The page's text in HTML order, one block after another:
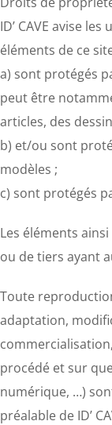
ID’ CAVE avise
éléments de ce
a) sont protégés
peut être
articles, des
b) et/ou sont
modèles ;
c) sont protégés
Les éléments
ou de tiers ayant
Toute
adaptation,
procédé et sur
numérique, …)
préalable de ID’